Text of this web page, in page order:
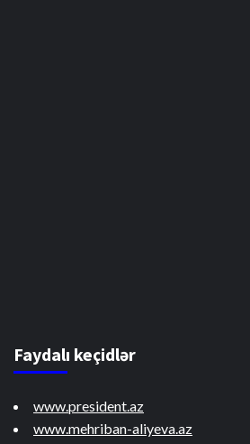
Faydalı keçidlər
www.president.az
www.mehriban-aliyeva.az